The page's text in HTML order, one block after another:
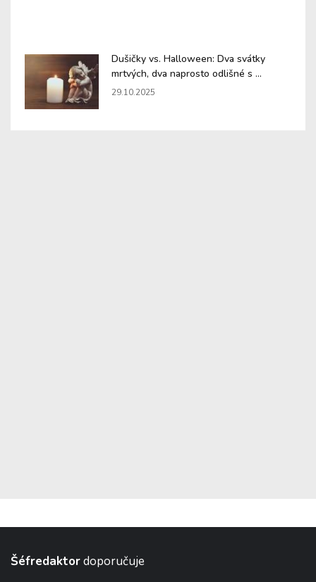
Dušičky vs. Halloween: Dva svátky
mrtvých, dva naprosto odlišné s ...
29.10.2025
Šéfredaktordoporučuje